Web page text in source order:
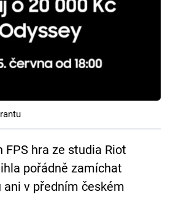
hra ze studia Riot
pořádně zamíchat
v předním českém